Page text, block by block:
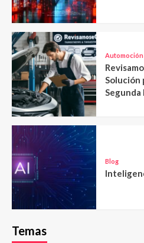
Automoción
Solución
Segunda
Blog
Temas